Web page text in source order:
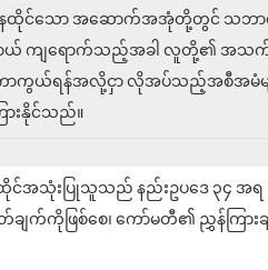
ေထိုင်သော အဆောက်အအုံတို့တွင် သဘာ
ာယ် ကျရောက်သည့်အခါ လူတို့၏ အသ
ာကွယ်ရန်အလို့ငှာ လိုအပ်သည့်အစီအမံမျ
ားနိုင်သည်။
အသုံးပြုသူသည် နည်းဥပဒေ ၃၄ အရ
က်ကိုဖြစ်စေ၊ ကော်မတီ၏ ညွှန်ကြားခ